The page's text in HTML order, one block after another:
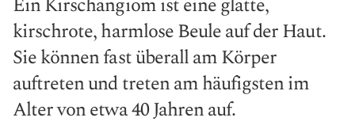
kirschrote, harmlose Beule auf der Haut.
Sie können fast überall am Körper
auftreten und treten am häufigsten im
Alter von etwa 40 Jahren auf.